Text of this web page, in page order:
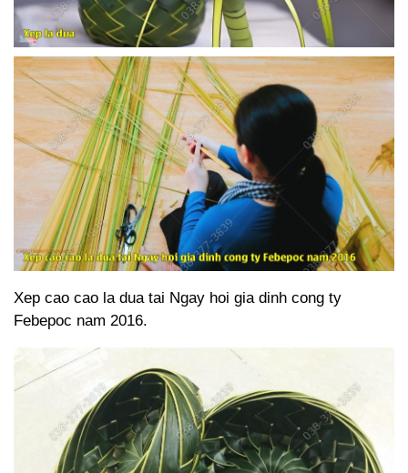
Xep cao cao la dua tai Ngay hoi gia dinh cong ty
Febepoc nam 2016.